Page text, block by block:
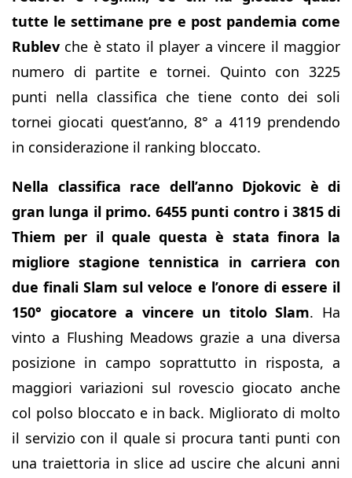
tutte le settimane pre e post pandemia come
Rublev che è stato il player a vincere il maggior
numero di partite e tornei. Quinto con 3225
punti nella classifica che tiene conto dei soli
tornei giocati quest’anno, 8° a 4119 prendendo
in considerazione il ranking bloccato.
Nella classifica race dell’anno Djokovic è di
gran lunga il primo. 6455 punti contro i 3815 di
Thiem per il quale questa è stata finora la
migliore stagione tennistica in carriera con
due finali Slam sul veloce e l’onore di essere il
150° giocatore a vincere un titolo Slam. Ha
vinto a Flushing Meadows grazie a una diversa
posizione in campo soprattutto in risposta, a
maggiori variazioni sul rovescio giocato anche
col polso bloccato e in back. Migliorato di molto
il servizio con il quale si procura tanti punti con
una traiettoria in slice ad uscire che alcuni anni